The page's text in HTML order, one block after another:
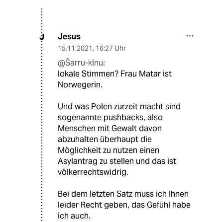
J Jesus
15.11.2021, 16:27 Uhr
@Šarru-kīnu:
lokale Stimmen? Frau Matar ist
Norwegerin.
Und was Polen zurzeit macht sind
sogenannte pushbacks, also
Menschen mit Gewalt davon
abzuhalten überhaupt die
Möglichkeit zu nutzen einen
Asylantrag zu stellen und das ist
völkerrechtswidrig.
Bei dem letzten Satz muss ich Ihnen
leider Recht geben, das Gefühl habe
ich auch.